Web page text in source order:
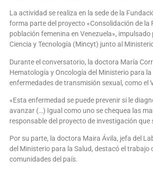
La actividad se realiza en la sede de la
forma parte del proyecto «Consolidación de la
población femenina en Venezuela»,
Ciencia y Tecnología (Mincyt) junto al
Durante el conversatorio, la doctora María
Hematología y Oncología del Ministerio para
enfermedades de transmisión sexual, como el
«Esta enfermedad se puede prevenir si le
avanzar (…) Igual como uno se chequea las
responsable del proyecto de investigación que
Por su parte, la doctora Maira Ávila, jefa del
del Ministerio para la Salud, destacó el
comunidades del país.